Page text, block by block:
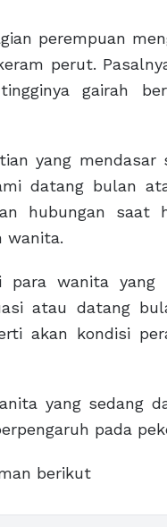
perempuan
perut.
gairah
yang mendasar
datang bulan
hubungan saat
wanita.
para wanita
atau datang
akan kondisi
yang sedang
pada
berikut